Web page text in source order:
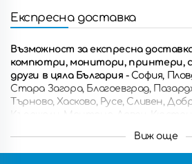
Експресна доставка
Възможност за експресна
компютри, монитори, принтери,
други в цяла България - София,
Стара Загора, Благоевград,
Търново, Хасково, Русе, Сливен,
Кърджали, Монтана, Ловеч,
Троян, Ботевград, Ямбол, Свищов,
Оряховица, Казанлък, Асеновград,
Виж още